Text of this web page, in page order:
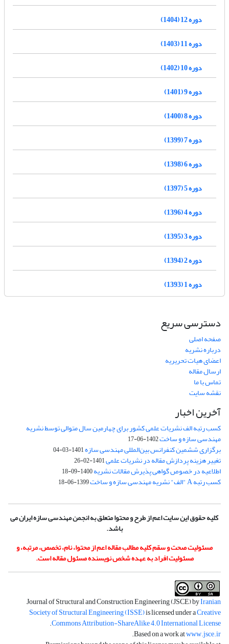
دوره 12 (1404)
دوره 11 (1403)
دوره 10 (1402)
دوره 9 (1401)
دوره 8 (1400)
دوره 7 (1399)
دوره 6 (1398)
دوره 5 (1397)
دوره 4 (1396)
دوره 3 (1395)
دوره 2 (1394)
دوره 1 (1393)
دسترسی سریع
صفحه اصلی
درباره نشریه
اعضای هیات تحریریه
ارسال مقاله
تماس با ما
نقشه سایت
آخرین اخبار
کسب رتبه الف نشریات علمی کشور برای چهارمین سال متوالی توسط نشریه
مهندسی سازه و ساخت1402-06-17
برگزاری ششمین کنفرانس بین‌المللی مهندسی سازه1401-03-04
تغییر هزینه پردازش مقاله در نشریات علمی1401-02-26
اطلاعیه در خصوص گواهی پذیرش مقالات نشریه1400-09-18
کسب رتبه A "الف" نشریه مهندسی سازه و ساخت 1399-06-18
کلیه حقوق این سایت اعم از طرح و محتوا متعلق به انجمن مهندسی سازه ایران می
باشد.
مسئولیت صحت و سقم کلیه مطالب مقاله اعم از محتوا، نام، تخصص، مرتبه، و
مسئولیت افراد به عهده شخص نویسنده مسئول مقاله است.
Journal of Structural and Construction Engineering (JSCE) byIranian
Society of Structural Engineering (ISSE)is licensed under aCreative
Commons Attribution-ShareAlike 4.0 International License
.
Based on a work atwww.jsce.ir
.